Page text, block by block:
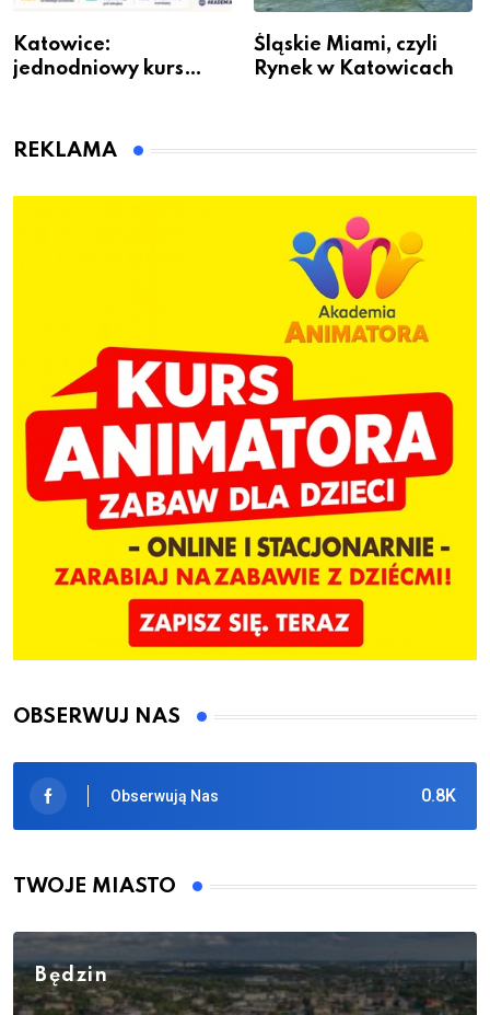
Katowice:
jednodniowy kurs
dzieci
Śląskie Miami, czyli
Rynek w Katowicach
REKLAMA
OBSERWUJ NAS
0.8K
Obserwują Nas
TWOJE MIASTO
Będzin